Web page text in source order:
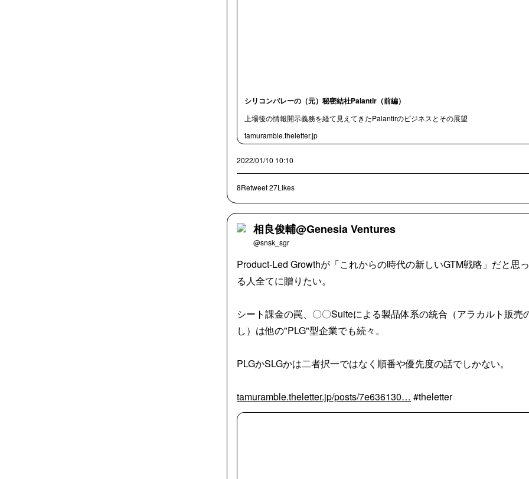
シリコンバレーの（元）秘密結社Palantir（前編）
上場後の情報開示義務を経て見えてきたPalantirのビジネスとその展望
tamuramble.theletter.jp
2022/01/10 10:10
8Retweet27Likes
相良俊輔@Genesia Ventures
@snsk_sgr
Product-Led Growthが「これからの時代の新しいGTM戦略」だと思
る人全てに贈りたい。
シート課金の罠、〇〇Suiteによる製品体系の統合（アラカルト販売
し）は他の"PLG"型企業でも続々。
PLGかSLGかは二者択一ではなく順番や優先度の話でしかない。
tamuramble.theletter.jp/posts/7e636130… #theletter